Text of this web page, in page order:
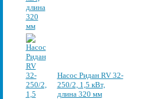
Насос Ридан RV 32-
250/2, 1,5 кВт,
длина 320 мм